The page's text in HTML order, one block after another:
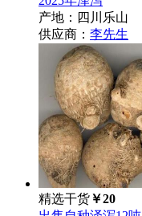
产地：四川乐山
供应商： 李先生
精选干货￥20